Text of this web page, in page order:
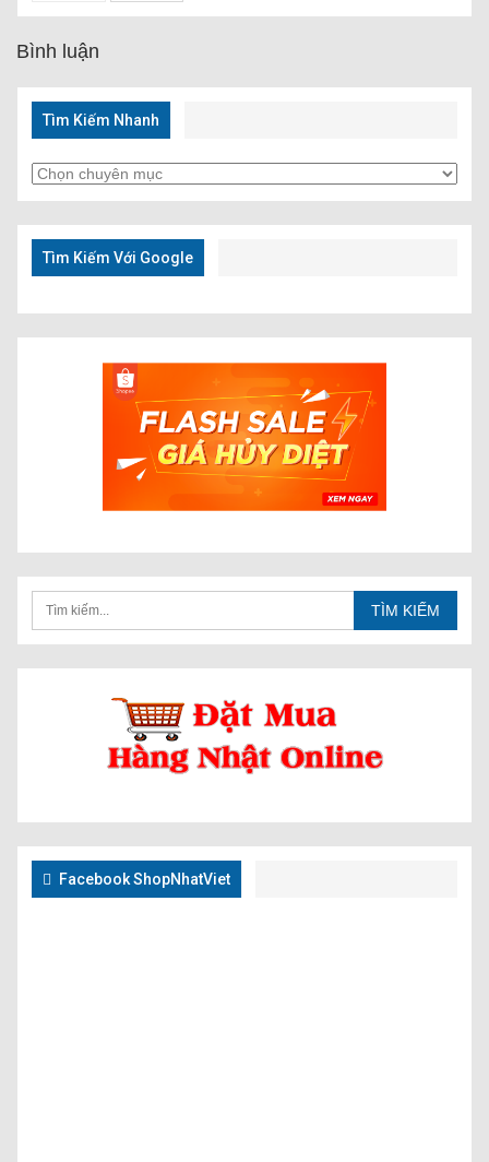
Bình luận
Tìm Kiếm Nhanh
Tìm
Kiếm
Nhanh
Tìm Kiếm Với Google
Facebook ShopNhatViet